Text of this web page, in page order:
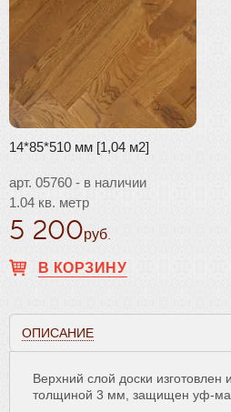
14*85*510 мм [1,04 м2]
арт. 05760 - в наличии
1.04 кв. метр
5 200руб.
В КОРЗИНУ
ОПИСАНИЕ
Верхний слой доски изготовлен
толщиной 3 мм, защищен уф-